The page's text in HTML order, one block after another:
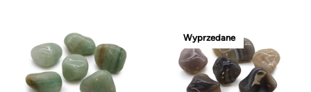
Wyprzedane